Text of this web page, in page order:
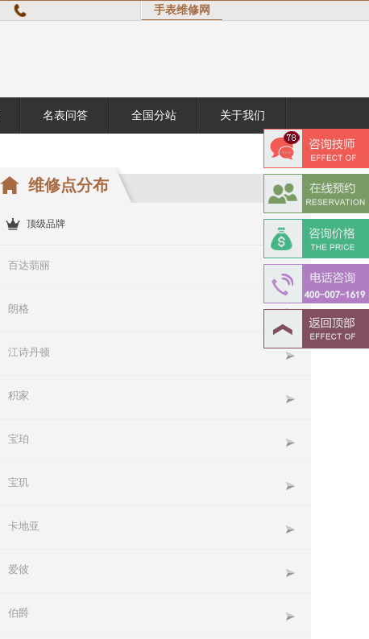
手表维修网
名表问答 全国分站 关于我们
更多 >
维修点分布
顶级品牌
百达翡丽
朗格
江诗丹顿
积家
宝珀
宝玑
卡地亚
爱彼
伯爵